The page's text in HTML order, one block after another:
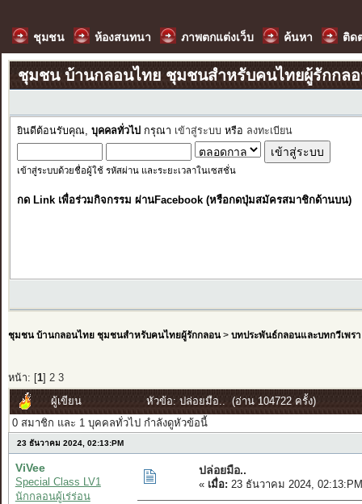
ชุมชน ห้องสนทนา ภาพตกแต่งเว็บ ค้นหา ติด
ชุมชน บ้านกลอนไทย ชุมชนสำหรับคนไทยผู้รักกล
ยินดีต้อนรับคุณ, บุคคลทั่วไป กรุณา เข้าสู่ระบบ หรือ ลงทะเบียน
เข้าสู่ระบบด้วยชื่อผู้ใช้ รหัสผ่าน และระยะเวลาในเซสชั่น
กด Link เพื่อร่วมกิจกรรม ผ่านFacebook (หรือกดปุ่มสมัครสมาชิกด้านบน)
ชุมชน บ้านกลอนไทย ชุมชนสำหรับคนไทยผู้รักกลอน> บทประพันธ์กลอนและบทกวีเพรา
หน้า: [ 1] 2 3
ผู้เขียน
หัวข้อ: ปล่อยมือ.. (อ่าน 104722 ครั้ง)
0 สมาชิก และ 1 บุคคลทั่วไป กำลังดูหัวข้อนี้
23 ธันวาคม 2024, 02:13:PM
ViVee
Special Class LV1
นักกลอนผู้เร่ร่อน
ปล่อยมือ..
« เมื่อ: 23 ธันวาคม 2024,